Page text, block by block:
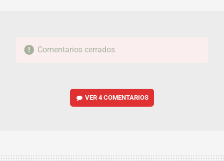
Comentarios cerrados
VER4 COMENTARIOS